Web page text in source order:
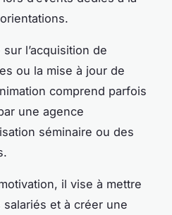
l’acquisition de
ou la mise à jour de
comprend parfois
une agence
séminaire ou des
il vise à mettre
et à créer une